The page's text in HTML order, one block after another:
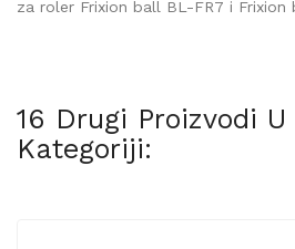
za roler Frixion ball BL-FR7 i Frixion
16 Drugi Proizvodi
Kategoriji: